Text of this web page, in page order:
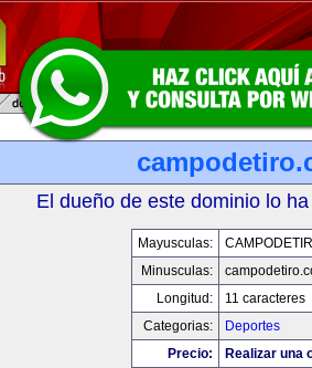
El dueño de este dominio lo
Mayusculas:
Minusculas:
Longitud:
11 caracteres
Categorias:
Deportes
Precio:
Realizar una